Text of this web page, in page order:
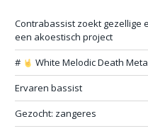
Contrabassist zoekt gezellige
een akoestisch project
#
White Melodic Death
Ervaren bassist
Gezocht: zangeres